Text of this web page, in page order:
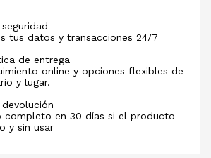
tus datos y transacciones 24/7
de entrega
online y opciones flexibles de
y lugar.
completo en 30 días si el producto
y sin usar